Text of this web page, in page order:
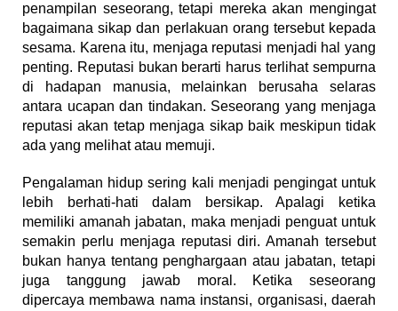
penampilan seseorang, tetapi mereka akan mengingat
bagaimana sikap dan perlakuan orang tersebut kepada
sesama. Karena itu, menjaga reputasi menjadi hal yang
penting. Reputasi bukan berarti harus terlihat sempurna
di hadapan manusia, melainkan berusaha selaras
antara ucapan dan tindakan. Seseorang yang menjaga
reputasi akan tetap menjaga sikap baik meskipun tidak
ada yang melihat atau memuji.
Pengalaman hidup sering kali menjadi pengingat untuk
lebih berhati-hati dalam bersikap. Apalagi ketika
memiliki amanah jabatan, maka menjadi penguat untuk
semakin perlu menjaga reputasi diri. Amanah tersebut
bukan hanya tentang penghargaan atau jabatan, tetapi
juga tanggung jawab moral. Ketika seseorang
dipercaya membawa nama instansi, organisasi, daerah